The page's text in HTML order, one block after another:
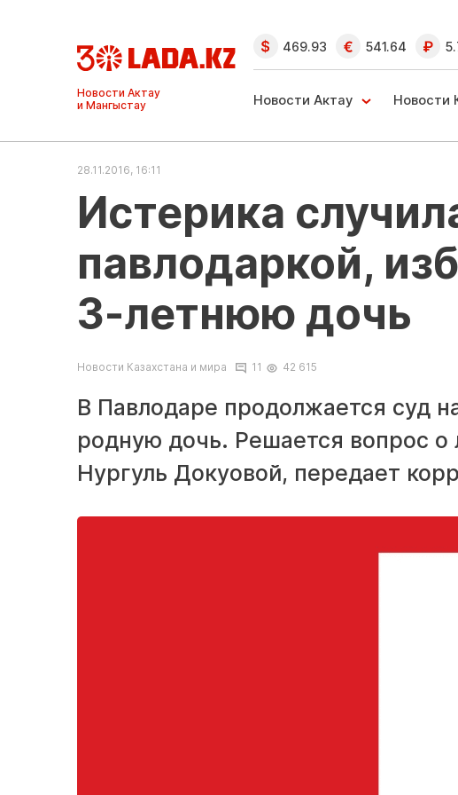
Ақтау және
Манғыстау
жаңалықтары
469.93 541.64
Новости Актау Новости
28.11.2016, 16:11
Истерика
павлодаркой,
3-летнюю дочь
Новости Казахстана и мира 11 42 615
В Павлодаре продолжается суд
родную дочь. Решается вопрос о
Нургуль Докуовой, передает